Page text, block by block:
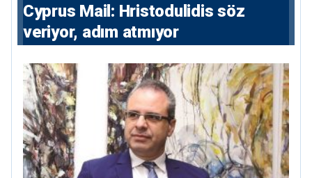
⁠Cyprus Mail: Hristodulidis söz
veriyor, adım atmıyor